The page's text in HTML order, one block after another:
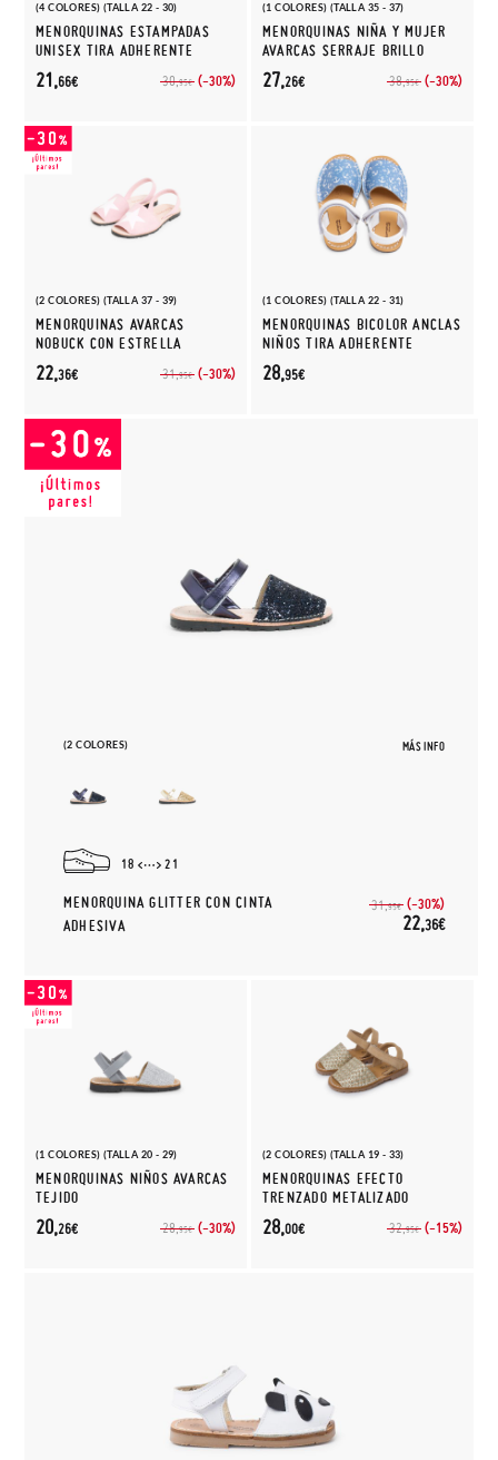
(4 COLORES) (TALLA 22 - 30)
MENORQUINAS ESTAMPADAS
UNISEX TIRA ADHERENTE
30,95€ (-30%)
21,66€
(1 COLORES) (TALLA 35 - 37)
MENORQUINAS NIÑA Y MUJER
AVARCAS SERRAJE BRILLO
38,95€ (-30%)
27,26€
(2 COLORES) (TALLA 37 - 39)
MENORQUINAS AVARCAS
NOBUCK CON ESTRELLA
31,95€ (-30%)
22,36€
(1 COLORES) (TALLA 22 - 31)
MENORQUINAS BICOLOR ANCLAS
NIÑOS TIRA ADHERENTE
28,95€
(2 COLORES) MÁS INFO
18 21
MENORQUINA GLITTER CON CINTA
ADHESIVA
31,95€ (-30%)
22,36€
(1 COLORES) (TALLA 20 - 29)
MENORQUINAS NIÑOS AVARCAS
TEJIDO
28,95€ (-30%)
20,26€
(2 COLORES) (TALLA 19 - 33)
MENORQUINAS EFECTO
TRENZADO METALIZADO
32,95€ (-15%)
28,00€